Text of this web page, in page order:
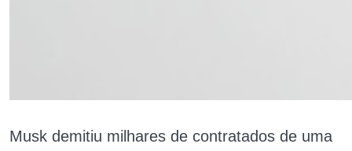
Musk demitiu milhares de contratados de uma